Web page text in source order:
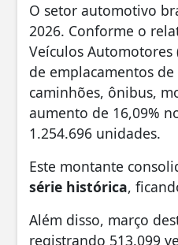
O setor automotivo
2026. Conforme o
Veículos Automotores
de emplacamentos
caminhões, ônibus,
aumento de 16,09%
1.254.696 unidades.
Este montante
série histórica,
Além disso, março
registrando 513.099